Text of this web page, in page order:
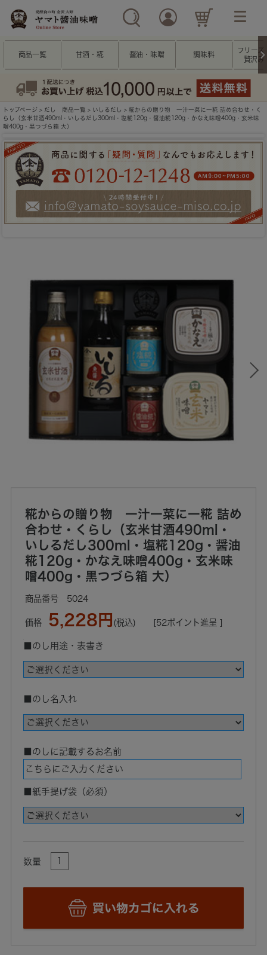
商品一覧 甘酒・糀 醤油・味噌 調味料
フリーズ
贅沢み
トップページ > だし 商品一覧 > いしるだし > 糀からの贈り物 一汁一菜に一糀 詰め合わせ・く
らし（玄米甘酒490ml・いしるだし300ml・塩糀120g・醤油糀120g・かなえ味噌400g・玄米味
噌400g・黒つづら箱 大）
糀からの贈り物 一汁一菜に一糀 詰め
合わせ・くらし（玄米甘酒490ml・
いしるだし300ml・塩糀120g・醤油
糀120g・かなえ味噌400g・玄米味
噌400g・黒つづら箱 大）
5024
価格 5,228円 (税込) [52ポイント進呈 ]
■のし用途・表書き
■のし名入れ
■のしに記載するお名前
■紙手提げ袋（必須）
数量